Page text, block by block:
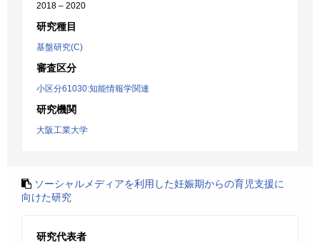
2018 – 2020
研究種目
基盤研究(C)
審査区分
小区分61030:知能情報学関連
研究機関
大阪工業大学
ソーシャルメディアを利用した妊娠期からの育児支援に
向けた研究
研究代表者